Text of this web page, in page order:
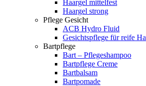
Haargel mittelfest
Haargel strong
Pflege Gesicht
ACB Hydro Fluid
Gesichtspflege für reife
Bartpflege
Bart – Pflegeshampoo
Bartpflege Creme
Bartbalsam
Bartpomade